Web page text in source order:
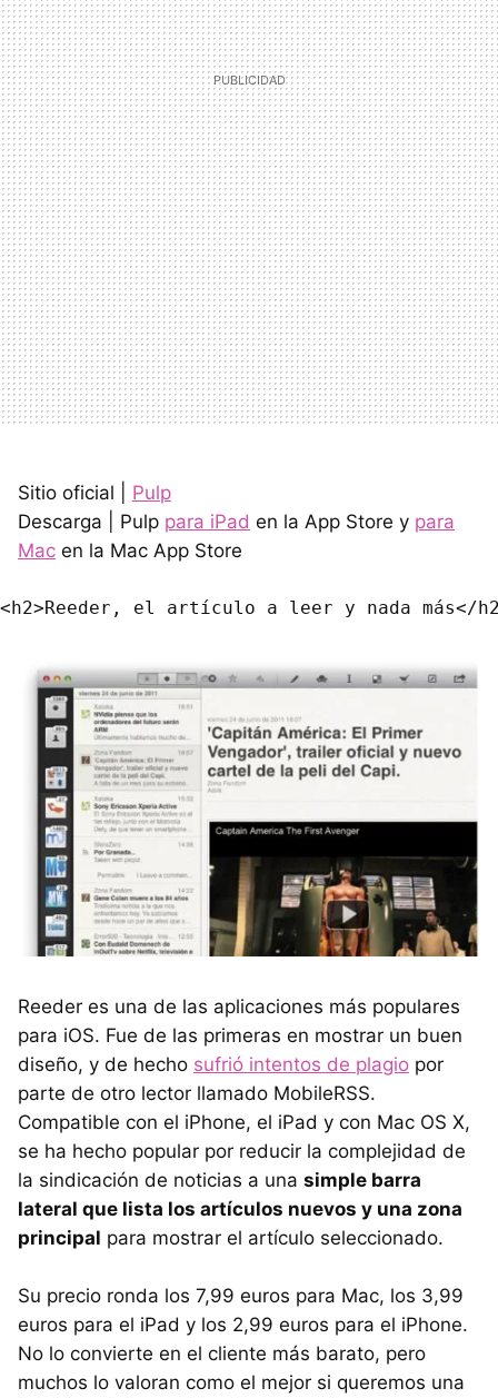
Sitio oficial | Pulp
Descarga | Pulp para iPad en la App Store y para
Mac en la Mac App Store
Reeder es una de las aplicaciones más populares
para iOS. Fue de las primeras en mostrar un buen
diseño, y de hecho sufrió intentos de plagio por
parte de otro lector llamado MobileRSS.
Compatible con el iPhone, el iPad y con Mac OS X,
se ha hecho popular por reducir la complejidad de
la sindicación de noticias a una simple barra
lateral que lista los artículos nuevos y una zona
principal para mostrar el artículo seleccionado.
Su precio ronda los 7,99 euros para Mac, los 3,99
euros para el iPad y los 2,99 euros para el iPhone.
No lo convierte en el cliente más barato, pero
muchos lo valoran como el mejor si queremos una